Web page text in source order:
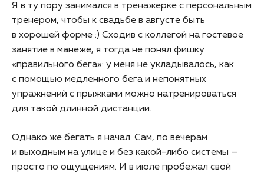
Я в ту пору занимался в тренажерке с персональным
тренером, чтобы к свадьбе в августе быть
в хорошей форме :) Сходив с коллегой на гостевое
занятие в манеже, я тогда не понял фишку
«правильного бега»: у меня не укладывалось, как
с помощью медленного бега и непонятных
упражнений с прыжками можно натренироваться
для такой длинной дистанции.
Однако же бегать я начал. Сам, по вечерам
и выходным на улице и без какой-либо системы —
просто по ощущениям. И в июле пробежал свой